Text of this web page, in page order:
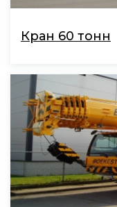
Кран 60 тонн